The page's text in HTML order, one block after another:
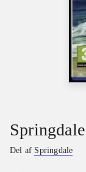
Springdale
Del af Springdale